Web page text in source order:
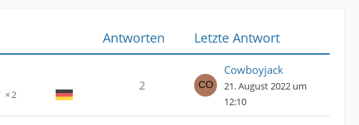
Antworten Letzte Antwort
2
2
Cowboyjack
21. August 2022 um
12:10